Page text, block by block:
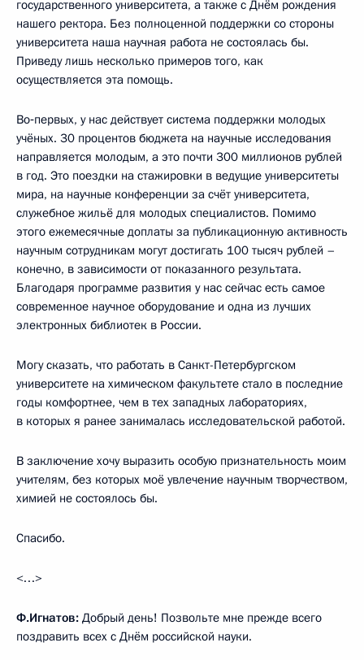
государственного университета, а также с Днём рождения
нашего ректора. Без полноценной поддержки со стороны
университета наша научная работа не состоялась бы.
Приведу лишь несколько примеров того, как
осуществляется эта помощь.
Во‑первых, у нас действует система поддержки молодых
учёных. 30 процентов бюджета на научные исследования
направляется молодым, а это почти 300 миллионов рублей
в год. Это поездки на стажировки в ведущие университеты
мира, на научные конференции за счёт университета,
служебное жильё для молодых специалистов. Помимо
этого ежемесячные доплаты за публикационную активность
научным сотрудникам могут достигать 100 тысяч рублей –
конечно, в зависимости от показанного результата.
Благодаря программе развития у нас сейчас есть самое
современное научное оборудование и одна из лучших
электронных библиотек в России.
Могу сказать, что работать в Санкт-Петербургском
университете на химическом факультете стало в последние
годы комфортнее, чем в тех западных лабораториях,
в которых я ранее занималась исследовательской работой.
В заключение хочу выразить особую признательность моим
учителям, без которых моё увлечение научным творчеством,
химией не состоялось бы.
Спасибо.
<…>
Ф.Игнатов: Добрый день! Позвольте мне прежде всего
поздравить всех с Днём российской науки.